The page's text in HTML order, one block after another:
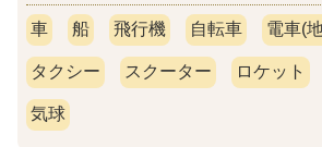
車 船 飛行機 自転車 電車(
タクシー スクーター ロケット
気球